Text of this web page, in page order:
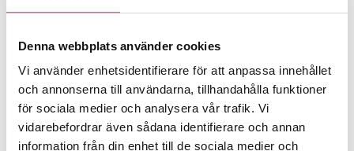
Denna webbplats använder cookies
Vi använder enhetsidentifierare för att anpassa innehållet
och annonserna till användarna, tillhandahålla funktioner
för sociala medier och analysera vår trafik. Vi
vidarebefordrar även sådana identifierare och annan
information från din enhet till de sociala medier och